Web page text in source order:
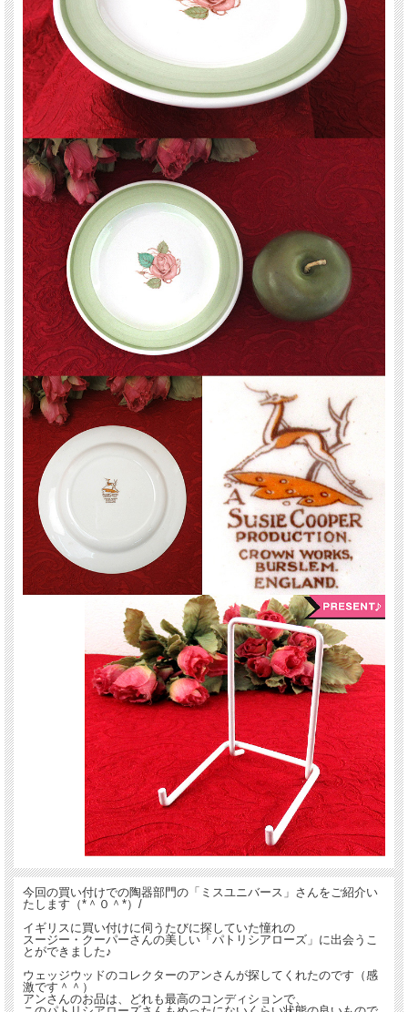
今回の買い付けでの陶器部門の「ミスユニバース」さんをご紹介い
たします（*＾０＾*）/
イギリスに買い付けに伺うたびに探していた憧れの
スージー・クーパーさんの美しい「パトリシアローズ」に出会うこ
とができました♪
ウェッジウッドのコレクターのアンさんが探してくれたのです（感
激です＾＾）
アンさんのお品は、どれも最高のコンディションで、